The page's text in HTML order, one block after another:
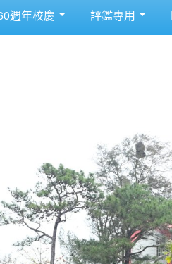
週年校慶 評鑑專用